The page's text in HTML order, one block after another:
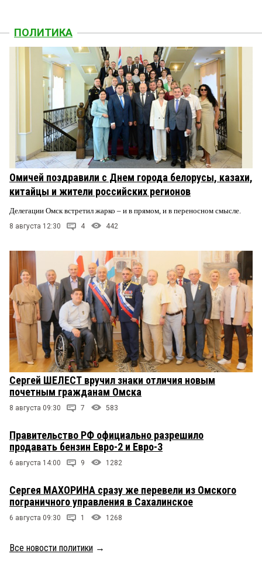
ПОЛИТИКА
Омичей поздравили с Днем города белорусы, казахи,
китайцы и жители российских регионов
Делегации Омск встретил жарко – и в прямом, и в переносном смысле.
8 августа 12:30 4 442
Сергей ШЕЛЕСТ вручил знаки отличия новым
почетным гражданам Омска
8 августа 09:30 7 583
Правительство РФ официально разрешило
продавать бензин Евро-2 и Евро-3
6 августа 14:00 9 1282
Сергея МАХОРИНА сразу же перевели из Омского
пограничного управления в Сахалинское
6 августа 09:30 1 1268
Все новости политики →